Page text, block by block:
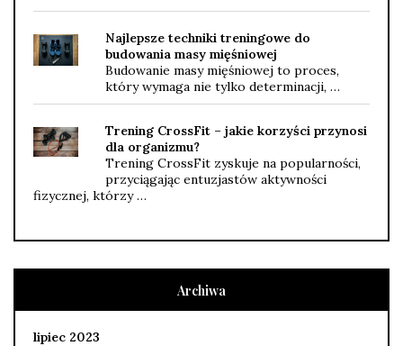
Najlepsze techniki treningowe do
budowania masy mięśniowej
Budowanie masy mięśniowej to proces,
który wymaga nie tylko determinacji, …
Trening CrossFit – jakie korzyści przynosi
dla organizmu?
Trening CrossFit zyskuje na popularności,
przyciągając entuzjastów aktywności
fizycznej, którzy …
Archiwa
lipiec 2023